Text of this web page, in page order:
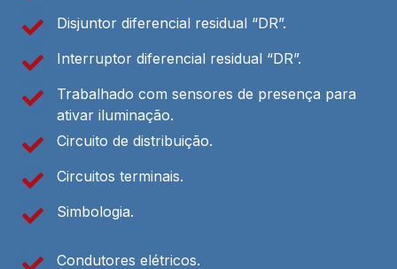
Disjuntor diferencial residual “DR”.
Interruptor diferencial residual “DR”.
Trabalhado com sensores de presença para
ativar iluminação.
Circuito de distribuição.
Circuitos terminais.
Simbologia.
Condutores elétricos.